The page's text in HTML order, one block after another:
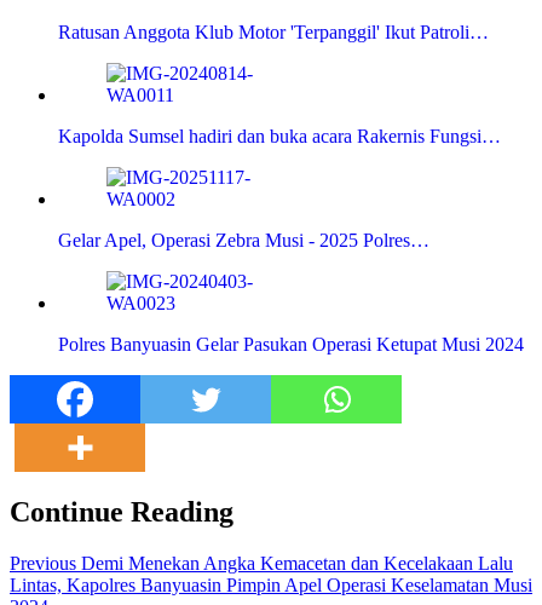
Ratusan Anggota Klub Motor 'Terpanggil' Ikut Patroli…
Kapolda Sumsel hadiri dan buka acara Rakernis Fungsi…
Gelar Apel, Operasi Zebra Musi - 2025 Polres…
Polres Banyuasin Gelar Pasukan Operasi Ketupat Musi 2024
Continue Reading
Previous Demi Menekan Angka Kemacetan dan Kecelakaan Lalu
Lintas, Kapolres Banyuasin Pimpin Apel Operasi Keselamatan Musi